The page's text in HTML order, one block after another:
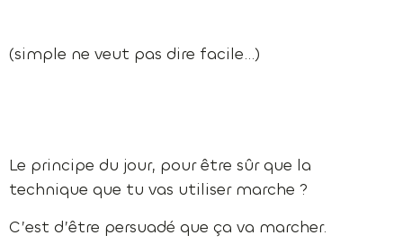
(simple ne veut pas dire facile…)
Le principe du jour, pour être sûr que la
technique que tu vas utiliser marche ?
C’est d’être persuadé que ça va marcher.